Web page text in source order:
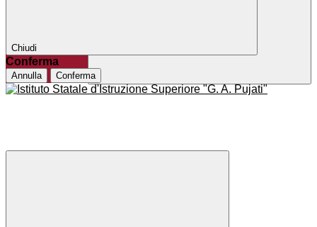
Chiudi
Conferma
Annulla Conferma